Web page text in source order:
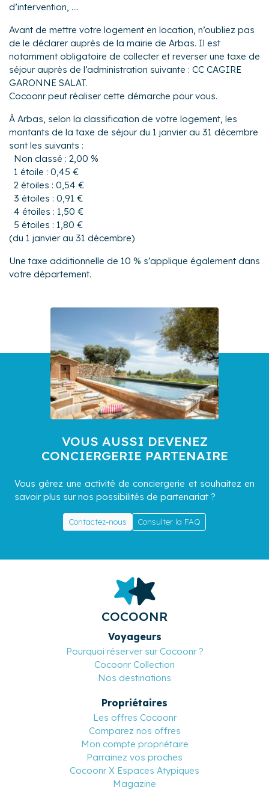
d’intervention, ....
Avant de mettre votre logement en location, n’oubliez pas
de le déclarer auprès de la mairie de Arbas. Il est
notamment obligatoire de collecter et reverser une taxe de
séjour auprès de l’administration suivante : CC CAGIRE
GARONNE SALAT.
Cocoonr peut réaliser cette démarche pour vous.
À Arbas, selon la classification de votre logement, les
montants de la taxe de séjour du 1 janvier au 31 décembre
sont les suivants :
Non classé : 2,00 %
1 étoile : 0,45 €
2 étoiles : 0,54 €
3 étoiles : 0,91 €
4 étoiles : 1,50 €
5 étoiles : 1,80 €
(du 1 janvier au 31 décembre)
Une taxe additionnelle de 10 % s’applique également dans
votre département.
VOUS AUSSI DEVENEZ
CONCIERGERIE PARTENAIRE
Vous gérez une activité de conciergerie et souhaitez en
savoir plus sur nos possibilités de partenariat ?
Contactez-nous Consulter la FAQ
COCOONR
Voyageurs
Pourquoi réserver sur Cocoonr ?
Cocoonr Collection
Nos destinations
Propriétaires
Les offres Cocoonr
Comparez nos offres
Mon compte propriétaire
Parrainez vos proches
Cocoonr X Espaces Atypiques
Magazine